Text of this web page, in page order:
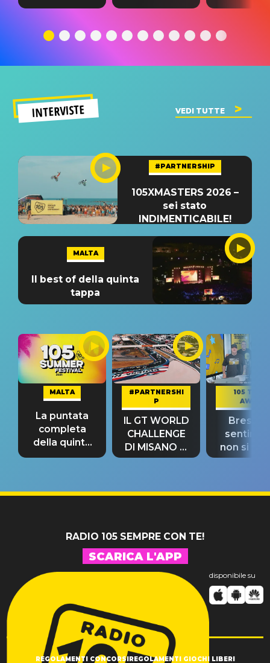
testo,
significato
traduzione e
del singolo
testo,
INTERVISTE VEDI TUTTE
#PARTNERSHIP
105XMASTERS 2026 –
sei stato
INDIMENTICABILE!
MALTA
Il best of della quinta
tappa
MALTA
La puntata
completa
della quinta
tappa
#PARTNERSHI
P
IL GT WORLD
CHALLENGE
DI MISANO si
riconferma
105 TAKE
AWAY
Bresh:
non si
fino alla
RADIO 105 SEMPRE CON TE!
SCARICA L'APP
disponibile su
REGOLAMENTI CONCORSI REGOLAMENTI GIOCHI LIBERI